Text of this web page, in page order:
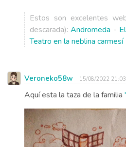
Estos son excelentes
descarada):Andromeda -
Teatro en la neblina carmesí
Veroneko58w 15/08/2022 21:03
Aquí esta la taza de la familia